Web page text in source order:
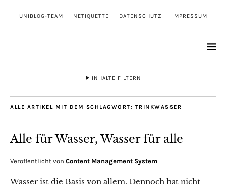
UNIBLOG-TEAM NETIQUETTE DATENSCHUTZ IMPRESSUM
INHALTE FILTERN
ALLE ARTIKEL MIT DEM SCHLAGWORT: TRINKWASSER
Alle für Wasser, Wasser für alle
Veröffentlicht von Content Management System
Wasser ist die Basis von allem. Dennoch hat nicht